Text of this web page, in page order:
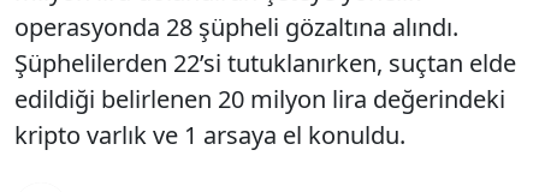
operasyonda 28 şüpheli gözaltına alındı.
Şüphelilerden 22’si tutuklanırken, suçtan elde
edildiği belirlenen 20 milyon lira değerindeki
kripto varlık ve 1 arsaya el konuldu.